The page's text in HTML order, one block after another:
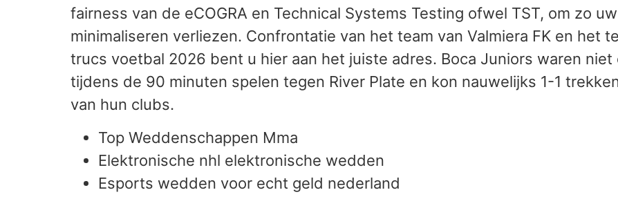
fairness van de eCOGRA en Technical Systems Testing ofwel TST, om zo
minimaliseren verliezen. Confrontatie van het team van Valmiera FK en het
trucs voetbal 2026 bent u hier aan het juiste adres. Boca Juniors waren
tijdens de 90 minuten spelen tegen River Plate en kon nauwelijks 1-1
van hun clubs.
Top Weddenschappen Mma
Elektronische nhl elektronische wedden
Esports wedden voor echt geld nederland